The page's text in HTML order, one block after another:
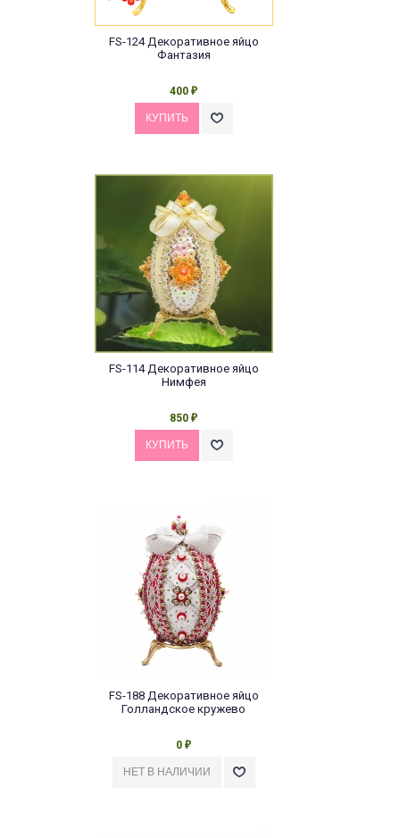
FS-124 Декоративное яйцо
Фантазия
400 ₽
FS-114 Декоративное яйцо
Нимфея
850 ₽
FS-188 Декоративное яйцо
Голландское кружево
0 ₽